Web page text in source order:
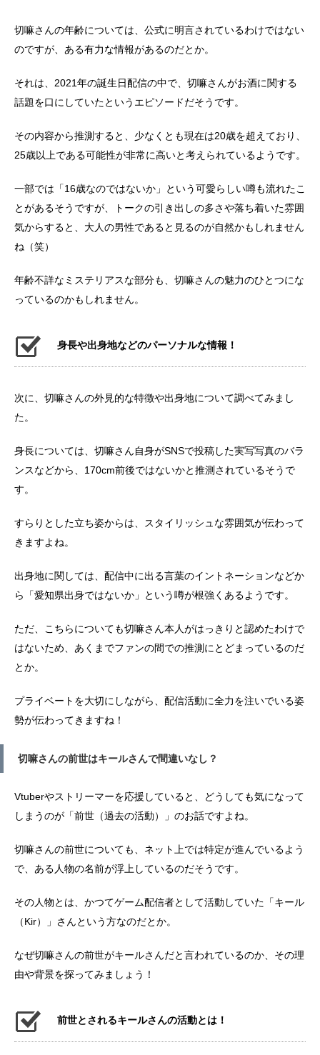
切嘛さんの年齢については、公式に明言されているわけではない
のですが、ある有力な情報があるのだとか。
それは、2021年の誕生日配信の中で、切嘛さんがお酒に関する
話題を口にしていたというエピソードだそうです。
その内容から推測すると、少なくとも現在は20歳を超えており、
25歳以上である可能性が非常に高いと考えられているようです。
一部では「16歳なのではないか」という可愛らしい噂も流れたこ
とがあるそうですが、トークの引き出しの多さや落ち着いた雰囲
気からすると、大人の男性であると見るのが自然かもしれません
ね（笑）
年齢不詳なミステリアスな部分も、切嘛さんの魅力のひとつにな
っているのかもしれません。
身長や出身地などのパーソナルな情報！
次に、切嘛さんの外見的な特徴や出身地について調べてみまし
た。
身長については、切嘛さん自身がSNSで投稿した実写写真のバラ
ンスなどから、170cm前後ではないかと推測されているそうで
す。
すらりとした立ち姿からは、スタイリッシュな雰囲気が伝わって
きますよね。
出身地に関しては、配信中に出る言葉のイントネーションなどか
ら「愛知県出身ではないか」という噂が根強くあるようです。
ただ、こちらについても切嘛さん本人がはっきりと認めたわけで
はないため、あくまでファンの間での推測にとどまっているのだ
とか。
プライベートを大切にしながら、配信活動に全力を注いでいる姿
勢が伝わってきますね！
切嘛さんの前世はキールさんで間違いなし？
Vtuberやストリーマーを応援していると、どうしても気になって
しまうのが「前世（過去の活動）」のお話ですよね。
切嘛さんの前世についても、ネット上では特定が進んでいるよう
で、ある人物の名前が浮上しているのだそうです。
その人物とは、かつてゲーム配信者として活動していた「キール
（Kir）」さんという方なのだとか。
なぜ切嘛さんの前世がキールさんだと言われているのか、その理
由や背景を探ってみましょう！
前世とされるキールさんの活動とは！